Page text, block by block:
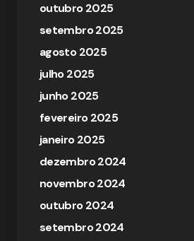
outubro 2025
setembro 2025
agosto 2025
julho 2025
junho 2025
fevereiro 2025
janeiro 2025
dezembro 2024
novembro 2024
outubro 2024
setembro 2024